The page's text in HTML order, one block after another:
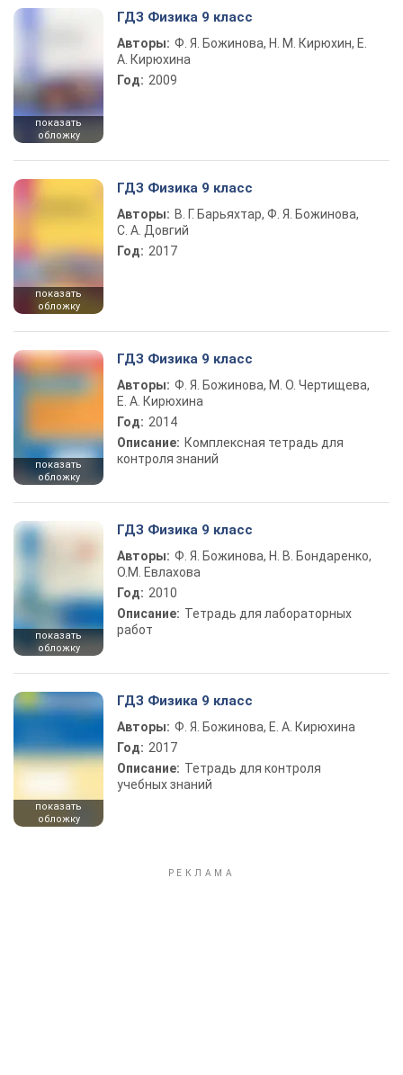
показать
обложку
ГДЗ Физика 9 класс
Авторы: Ф. Я. Божинова, Н. М. Кирюхин, Е.
А. Кирюхина
Год: 2009
показать
обложку
ГДЗ Физика 9 класс
Авторы: В. Г. Барьяхтар, Ф. Я. Божинова,
С. А. Довгий
Год: 2017
показать
обложку
ГДЗ Физика 9 класс
Авторы: Ф. Я. Божинова, М. О. Чертищева,
Е. А. Кирюхина
Год: 2014
Описание: Комплексная тетрадь для
контроля знаний
показать
обложку
ГДЗ Физика 9 класс
Авторы: Ф. Я. Божинова, Н. В. Бондаренко,
О.М. Евлахова
Год: 2010
Описание: Тетрадь для лабораторных
работ
показать
обложку
ГДЗ Физика 9 класс
Авторы: Ф. Я. Божинова, Е. А. Кирюхина
Год: 2017
Описание: Тетрадь для контроля
учебных знаний